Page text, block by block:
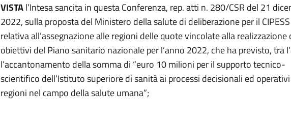
VISTAl’Intesa sancita in questa Conferenza, rep. atti n. 280/CSR del 21
2022, sulla proposta del Ministero della salute di deliberazione per il CIPESS
relativa all’assegnazione alle regioni delle quote vincolate alla realizzazione
obiettivi del Piano sanitario nazionale per l’anno 2022, che ha previsto, tra
l’accantonamento della somma di “euro 10 milioni per il supporto tecnico-
scientifico dell’Istituto superiore di sanità ai processi decisionali ed
regioni nel campo della salute umana”;